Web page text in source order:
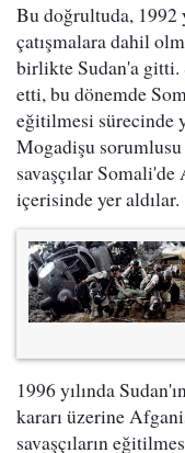
Bu doğrultuda, 1992
çatışmalara dahil
birlikte Sudan'a gitti.
etti, bu dönemde
eğitilmesi sürecinde
Mogadişu
savaşçılar
içerisinde yer aldılar.
1996 yılında
kararı üzerine
savaşçıların